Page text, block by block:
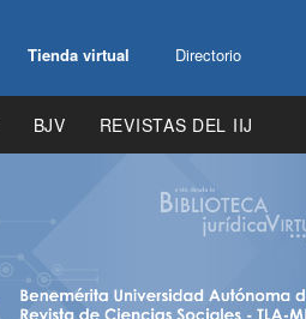
Tienda virtual Directorio
BJV REVISTAS DEL IIJ